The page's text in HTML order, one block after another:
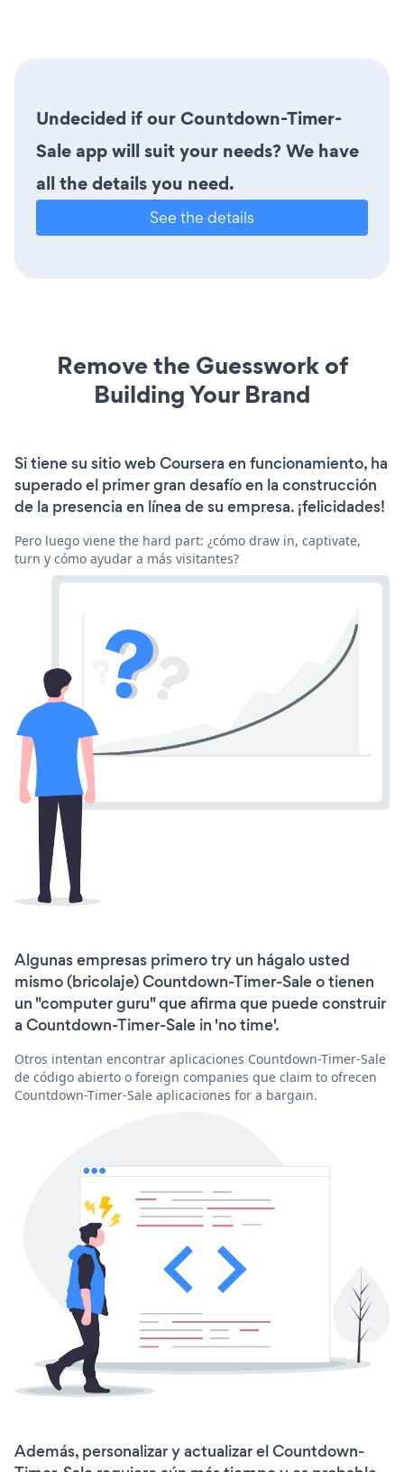
Undecided if our Countdown-Timer-
Sale app will suit your needs? We have
all the details you need.
See the details
Remove the Guesswork of
Building Your Brand
Si tiene su sitio web Coursera en funcionamiento, ha
superado el primer gran desafío en la construcción
de la presencia en línea de su empresa. ¡felicidades!
Pero luego viene the hard part: ¿cómo draw in, captivate,
turn y cómo ayudar a más visitantes?
Algunas empresas primero try un hágalo usted
mismo (bricolaje) Countdown-Timer-Sale o tienen
un "computer guru" que afirma que puede construir
a Countdown-Timer-Sale in 'no time'.
Otros intentan encontrar aplicaciones Countdown-Timer-Sale
de código abierto o foreign companies que claim to ofrecen
Countdown-Timer-Sale aplicaciones for a bargain.
Además, personalizar y actualizar el Countdown-